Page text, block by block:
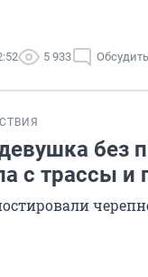
5 933 Обсудить
без
с трассы и